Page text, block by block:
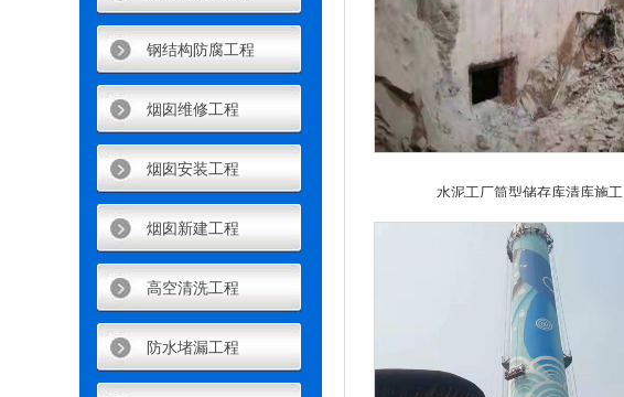
钢结构防腐工程
烟囱维修工程
烟囱安装工程
烟囱新建工程
高空清洗工程
防水堵漏工程
水泥工厂筒型储存库清库施工